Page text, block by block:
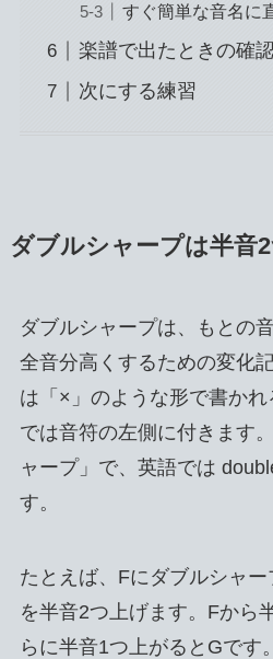
すぐ簡単な音名に
楽譜で出たときの確
次にする練習
ダブルシャープは半音
ダブルシャープは、もとの
全音分高くするための変化
は「×」のような形で書か
では音符の左側に付きます
ャープ」で、英語では
す。
たとえば、Fにダブルシャ
を半音2つ上げます。Fから
らに半音1つ上がるとGです